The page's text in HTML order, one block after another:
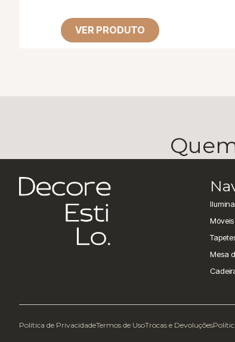
VER PRODUTO
Móveis
Mesa
Política de PrivacidadeTermos de UsoTrocas e Devoluções